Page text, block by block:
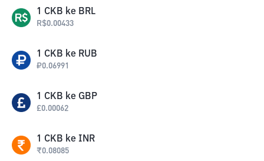
1 CKB ke BRL
R$0.00433
1 CKB ke RUB
₽0.06991
1 CKB ke GBP
£0.00062
1 CKB ke INR
₹0.08085